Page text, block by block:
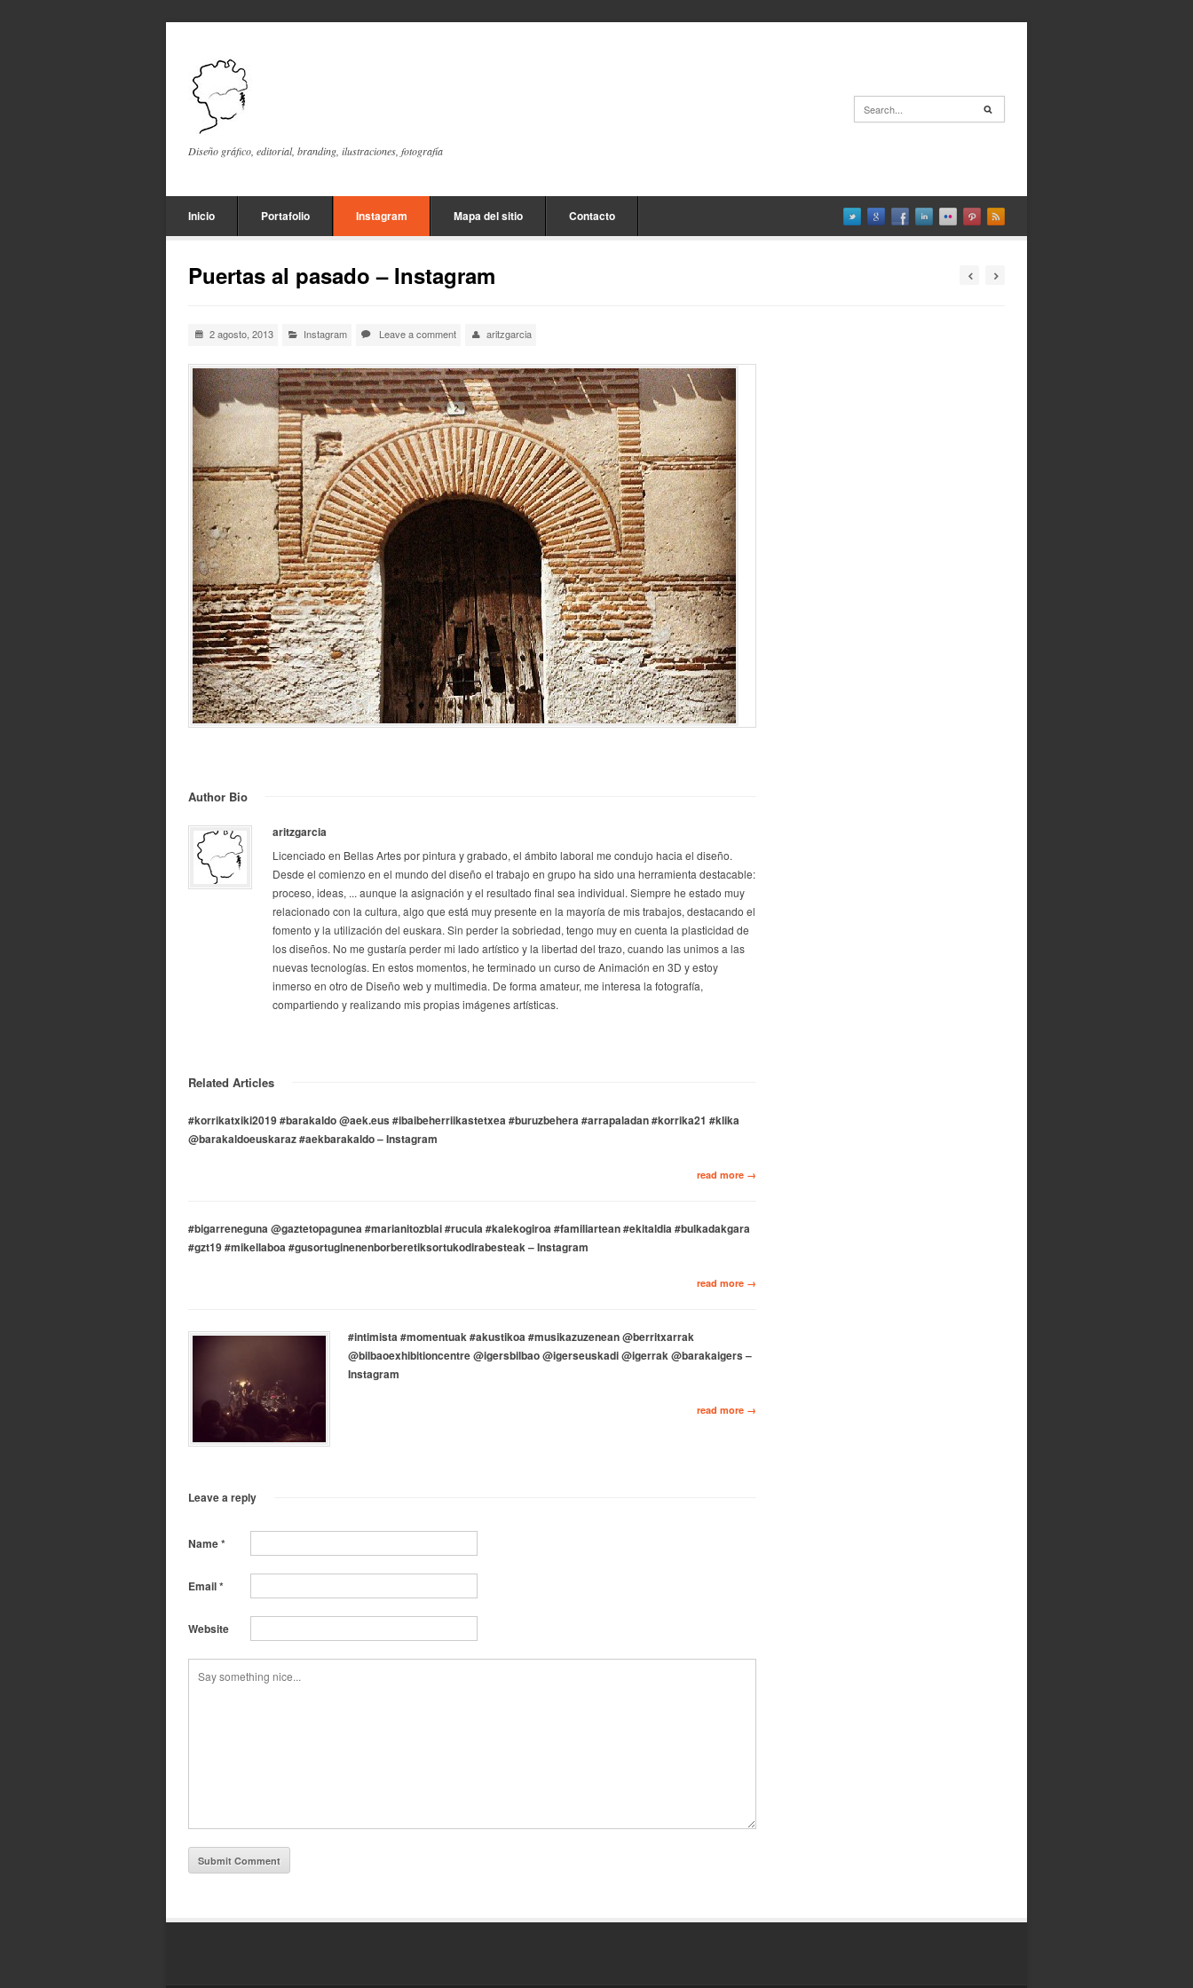
Diseño gráfico, editorial, branding, ilustraciones, fotografía
Inicio Portafolio Instagram Mapa del sitio Contacto
Puertas al pasado – Instagram
2 agosto, 2013 Instagram Leave a comment aritzgarcia
Author Bio
aritzgarcia
Licenciado en Bellas Artes por pintura y grabado, el ámbito laboral me condujo hacia el diseño.
Desde el comienzo en el mundo del diseño el trabajo en grupo ha sido una herramienta destacable:
proceso, ideas, ... aunque la asignación y el resultado final sea individual. Siempre he estado muy
relacionado con la cultura, algo que está muy presente en la mayoría de mis trabajos, destacando el
fomento y la utilización del euskara. Sin perder la sobriedad, tengo muy en cuenta la plasticidad de
los diseños. No me gustaría perder mi lado artístico y la libertad del trazo, cuando las unimos a las
nuevas tecnologías. En estos momentos, he terminado un curso de Animación en 3D y estoy
inmerso en otro de Diseño web y multimedia. De forma amateur, me interesa la fotografía,
compartiendo y realizando mis propias imágenes artísticas.
Related Articles
#korrikatxiki2019 #barakaldo @aek.eus #ibaibeherriikastetxea #buruzbehera #arrapaladan #korrika21 #klika
@barakaldoeuskaraz #aekbarakaldo – Instagram
read more →
#bigarreneguna @gaztetopagunea #marianitozblai #rucula #kalekogiroa #familiartean #ekitaldia #bulkadakgara
#gzt19 #mikellaboa #gusortuginenenborberetiksortukodirabesteak – Instagram
read more →
#intimista #momentuak #akustikoa #musikazuzenean @berritxarrak
@bilbaoexhibitioncentre @igersbilbao @igerseuskadi @igerrak @barakaigers –
Instagram
read more →
Leave a reply
Name*
Email*
Website